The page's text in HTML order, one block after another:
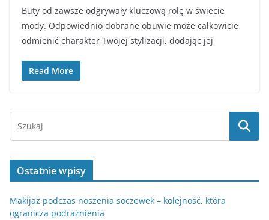
Buty od zawsze odgrywały kluczową rolę w świecie
mody. Odpowiednio dobrane obuwie może całkowicie
odmienić charakter Twojej stylizacji, dodając jej
Read More
Ostatnie wpisy
Makijaż podczas noszenia soczewek – kolejność, która
ogranicza podrażnienia